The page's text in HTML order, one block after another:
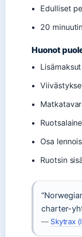
Edulliset
20
Huonot
Osa
Ruotsin
charter-
— Skytrax